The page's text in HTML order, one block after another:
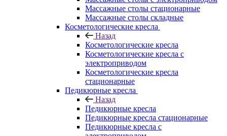
Массажные столы стационарные
Массажные столы складные
Косметологические кресла
Назад
Косметологические кресла
Косметологические кресла с
электроприводом
Косметологические кресла
стационарные
Педикюрные кресла
Назад
Педикюрные кресла
Педикюрные кресла стационарные
Педикюрные кресла с